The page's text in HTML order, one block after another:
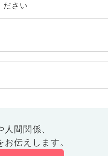
ださい
間関係、
伝えします。